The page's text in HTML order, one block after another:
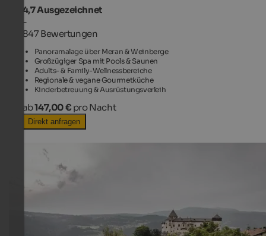
4,7Ausgezeichnet
-
847 Bewertungen
Panoramalage über Meran & Weinberge
Großzügiger Spa mit Pools & Saunen
Adults- & Family-Wellnessbereiche
Regionale & vegane Gourmetküche
Kinderbetreuung & Ausrüstungsverleih
ab147,00 € pro Nacht
Direkt anfragen